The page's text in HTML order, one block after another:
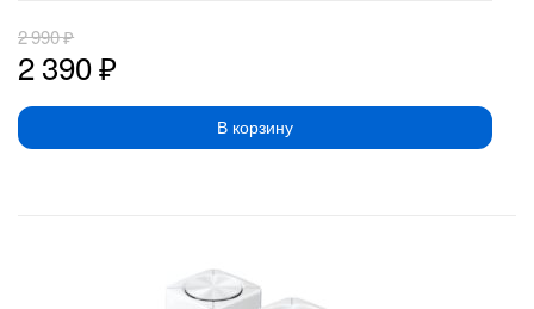
2 390₽
2 990₽
В корзину